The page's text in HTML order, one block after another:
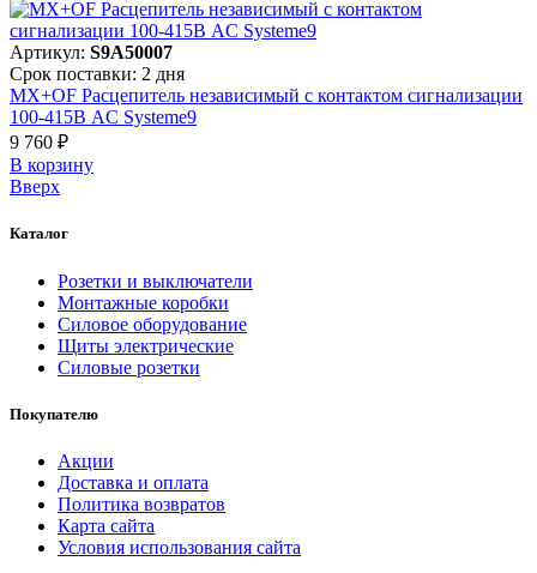
Артикул: S9A50007
Срок поставки: 2 дня
MX+OF Расцепитель независимый с контактом сигнализации
100-415В AC Systeme9
9 760 ₽
В корзинy
Вверх
Каталог
Розетки и выключатели
Монтажные коробки
Силовое оборудование
Щиты электрические
Силовые розетки
Покупателю
Акции
Доставка и оплата
Политика возвратов
Карта сайта
Условия использования сайта